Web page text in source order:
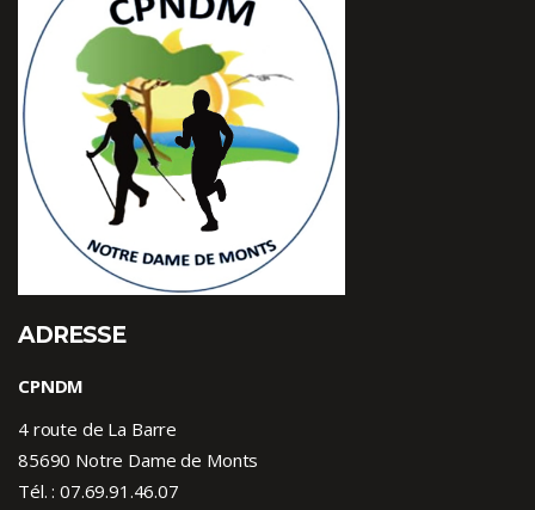
ADRESSE
CPNDM
4 route de La Barre
85690 Notre Dame de Monts
Tél. : 07.69.91.46.07